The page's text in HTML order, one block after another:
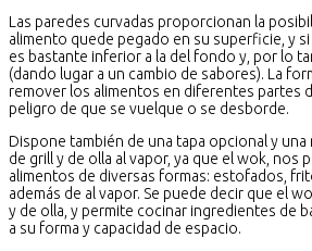
Las paredes curvadas proporcionan la
alimento quede pegado en su superficie, y
es bastante inferior a la del fondo y, por lo
(dando lugar a un cambio de sabores). La
remover los alimentos en diferentes partes
peligro de que se vuelque o se desborde.
Dispone también de una tapa opcional y una
de grill y de olla al vapor, ya que el wok, nos
alimentos de diversas formas: estofados,
además de al vapor. Se puede decir que el
y de olla, y permite cocinar ingredientes de
a su forma y capacidad de espacio.